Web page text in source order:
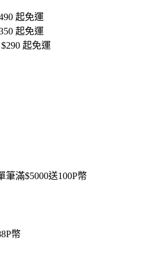
起免運
起免運
起免運
筆滿$5000送100P幣
幣